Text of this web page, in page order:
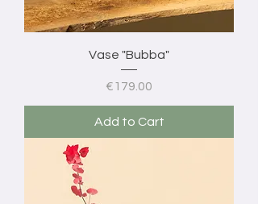
Vase "Bubba"
Price
€179.00
Add to Cart